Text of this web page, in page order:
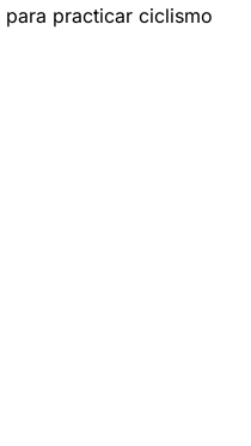
para practicar ciclismo